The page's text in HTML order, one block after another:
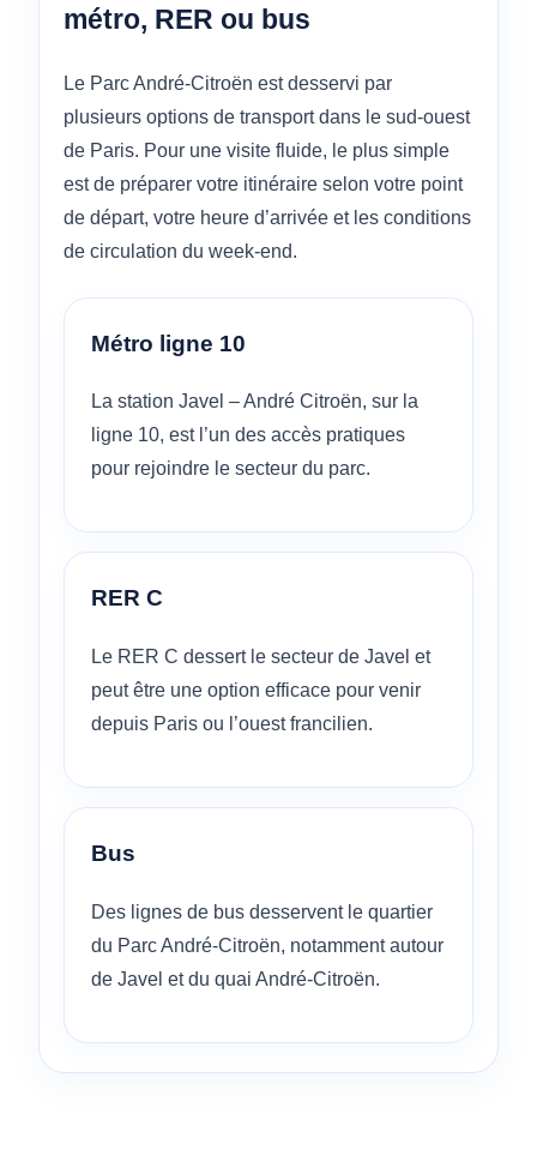
métro, RER ou bus
Le Parc André-Citroën est desservi par
plusieurs options de transport dans le sud-ouest
de Paris. Pour une visite fluide, le plus simple
est de préparer votre itinéraire selon votre point
de départ, votre heure d’arrivée et les conditions
de circulation du week-end.
Métro ligne 10
La station Javel – André Citroën, sur la
ligne 10, est l’un des accès pratiques
pour rejoindre le secteur du parc.
RER C
Le RER C dessert le secteur de Javel et
peut être une option efficace pour venir
depuis Paris ou l’ouest francilien.
Bus
Des lignes de bus desservent le quartier
du Parc André-Citroën, notamment autour
de Javel et du quai André-Citroën.